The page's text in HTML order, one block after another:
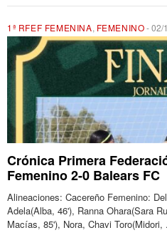
1ª RFEF FEMENINA, FEMENINO-02/
Crónica Primera
Femenino 2-0 Balears FC
Alineaciones: Cacereño Femenino:
Adela(Alba, 46'), Ranna Ohara(Sara
Macías, 85'), Nora, Chavi Toro(Midori,